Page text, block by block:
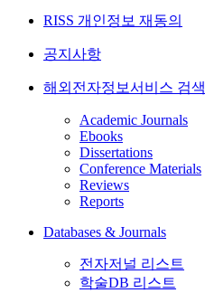
RISS 개인정보 재동의
공지사항
해외전자정보서비스 검색
Academic Journals
Ebooks
Dissertations
Conference Materials
Reviews
Reports
Databases & Journals
전자저널 리스트
학술DB 리스트